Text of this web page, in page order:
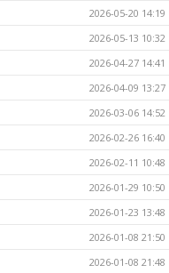
2026-05-20 14:19
2026-05-13 10:32
2026-04-27 14:41
2026-04-09 13:27
2026-03-06 14:52
2026-02-26 16:40
2026-02-11 10:48
2026-01-29 10:50
2026-01-23 13:48
2026-01-08 21:50
2026-01-08 21:48